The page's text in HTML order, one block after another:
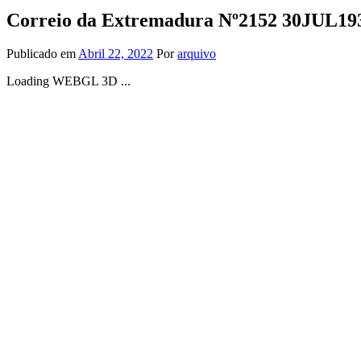
Correio da Extremadura Nº2152
Publicado emAbril 22, 2022 Porarquivo
Loading WEBGL 3D ...